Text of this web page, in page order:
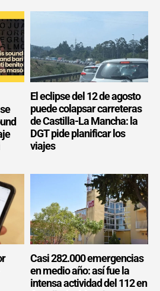
El eclipse del 12 de agosto
puede colapsar carreteras
de Castilla-La Mancha: la
DGT pide planificar los
viajes
Casi 282.000 emergencias
en medio año: así fue la
intensa actividad del 112 en